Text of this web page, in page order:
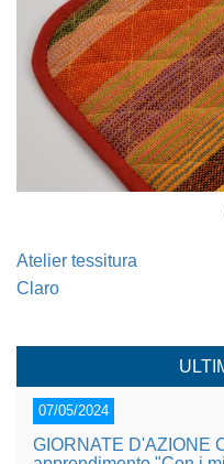
Atelier tessitura
Claro
07/05/2024
GIORNATE D'AZIONE